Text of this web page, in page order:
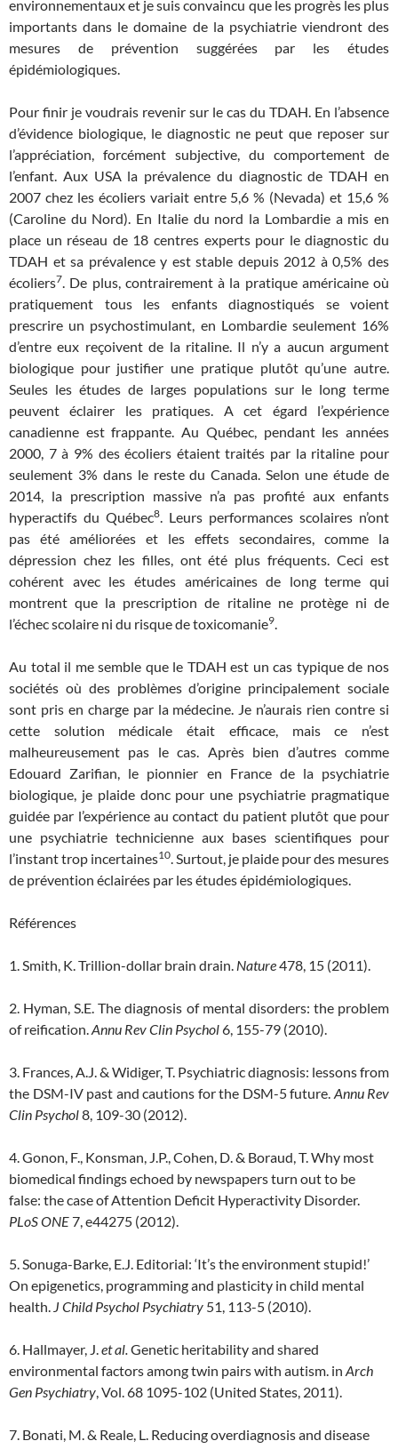
environnementaux et je suis convaincu que les progrès les plus
importants dans le domaine de la psychiatrie viendront des
mesures de prévention suggérées par les études
épidémiologiques.
Pour finir je voudrais revenir sur le cas du TDAH. En l’absence
d’évidence biologique, le diagnostic ne peut que reposer sur
l’appréciation, forcément subjective, du comportement de
l’enfant. Aux USA la prévalence du diagnostic de TDAH en
2007 chez les écoliers variait entre 5,6 % (Nevada) et 15,6 %
(Caroline du Nord). En Italie du nord la Lombardie a mis en
place un réseau de 18 centres experts pour le diagnostic du
TDAH et sa prévalence y est stable depuis 2012 à 0,5% des
écoliers7. De plus, contrairement à la pratique américaine où
pratiquement tous les enfants diagnostiqués se voient
prescrire un psychostimulant, en Lombardie seulement 16%
d’entre eux reçoivent de la ritaline. Il n’y a aucun argument
biologique pour justifier une pratique plutôt qu’une autre.
Seules les études de larges populations sur le long terme
peuvent éclairer les pratiques. A cet égard l’expérience
canadienne est frappante. Au Québec, pendant les années
2000, 7 à 9% des écoliers étaient traités par la ritaline pour
seulement 3% dans le reste du Canada. Selon une étude de
2014, la prescription massive n’a pas profité aux enfants
hyperactifs du Québec8. Leurs performances scolaires n’ont
pas été améliorées et les effets secondaires, comme la
dépression chez les filles, ont été plus fréquents. Ceci est
cohérent avec les études américaines de long terme qui
montrent que la prescription de ritaline ne protège ni de
l’échec scolaire ni du risque de toxicomanie9.
Au total il me semble que le TDAH est un cas typique de nos
sociétés où des problèmes d’origine principalement sociale
sont pris en charge par la médecine. Je n’aurais rien contre si
cette solution médicale était efficace, mais ce n’est
malheureusement pas le cas. Après bien d’autres comme
Edouard Zarifian, le pionnier en France de la psychiatrie
biologique, je plaide donc pour une psychiatrie pragmatique
guidée par l’expérience au contact du patient plutôt que pour
une psychiatrie technicienne aux bases scientifiques pour
l’instant trop incertaines10. Surtout, je plaide pour des mesures
de prévention éclairées par les études épidémiologiques.
Références
1. Smith, K. Trillion-dollar brain drain. Nature478, 15 (2011).
2. Hyman, S.E. The diagnosis of mental disorders: the problem
of reification.Annu Rev Clin Psychol6, 155-79 (2010).
3. Frances, A.J. & Widiger, T. Psychiatric diagnosis: lessons from
the DSM-IV past and cautions for the DSM-5 future. Annu Rev
Clin Psychol8, 109-30 (2012).
4. Gonon, F., Konsman, J.P., Cohen, D. & Boraud, T. Why most
biomedical findings echoed by newspapers turn out to be
false: the case of Attention Deficit Hyperactivity Disorder.
PLoS ONE7, e44275 (2012).
5. Sonuga-Barke, E.J. Editorial: ‘It’s the environment stupid!’
On epigenetics, programming and plasticity in child mental
health. J Child Psychol Psychiatry 51, 113-5 (2010).
6. Hallmayer, J.et al.Genetic heritability and shared
environmental factors among twin pairs with autism. in Arch
Gen Psychiatry, Vol. 68 1095-102 (United States, 2011).
7. Bonati, M. & Reale, L. Reducing overdiagnosis and disease